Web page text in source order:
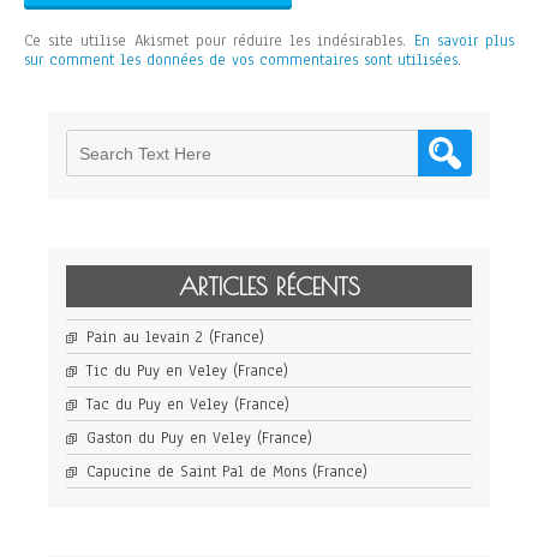
Ce site utilise Akismet pour réduire les indésirables. En savoir plus
sur comment les données de vos commentaires sont utilisées.
ARTICLES RÉCENTS
Pain au levain 2 (France)
Tic du Puy en Veley (France)
Tac du Puy en Veley (France)
Gaston du Puy en Veley (France)
Capucine de Saint Pal de Mons (France)